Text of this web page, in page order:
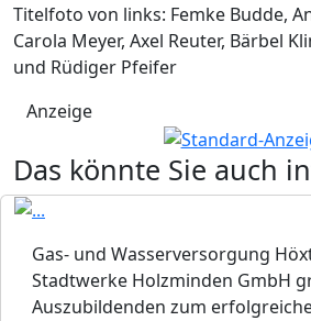
Titelfoto von links: Femke Budde,
Carola Meyer, Axel Reuter, Bärbel
und Rüdiger Pfeifer
Anzeige
Das könnte Sie auch
Gas- und Wasserversorgung
Stadtwerke Holzminden GmbH
Auszubildenden zum